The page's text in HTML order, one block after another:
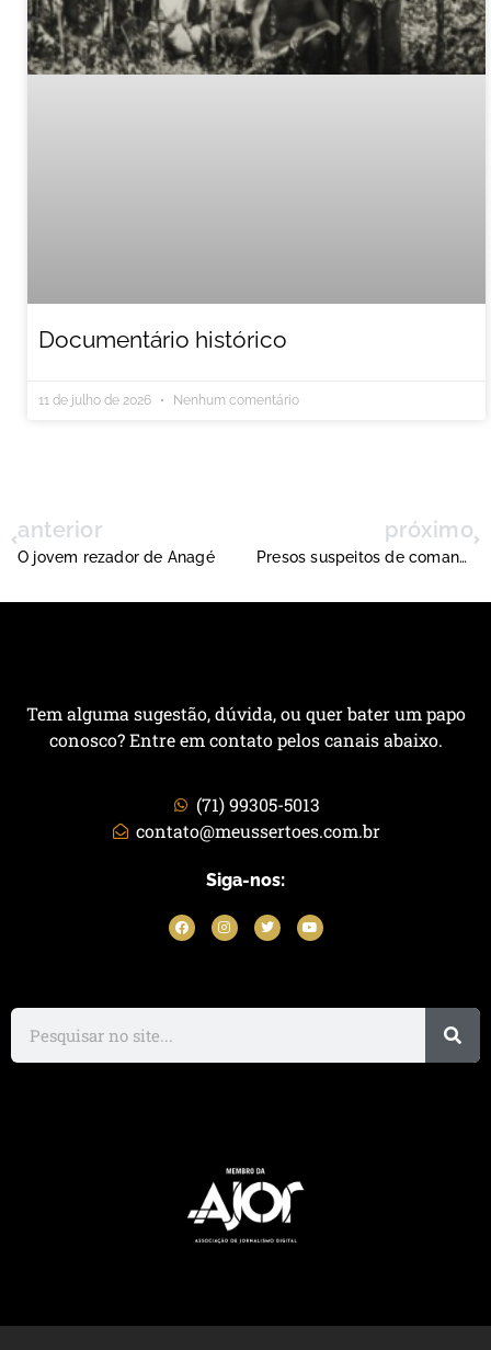
Documentário histórico
11 de julho de 2026 Nenhum comentário
anterior
O jovem rezador de Anagé
próximo
Presos suspeitos de comandar milícia rural em Correntina
Tem alguma sugestão, dúvida, ou quer bater um papo
conosco? Entre em contato pelos canais abaixo.
(71) 99305-5013
contato@meussertoes.com.br
Siga-nos: